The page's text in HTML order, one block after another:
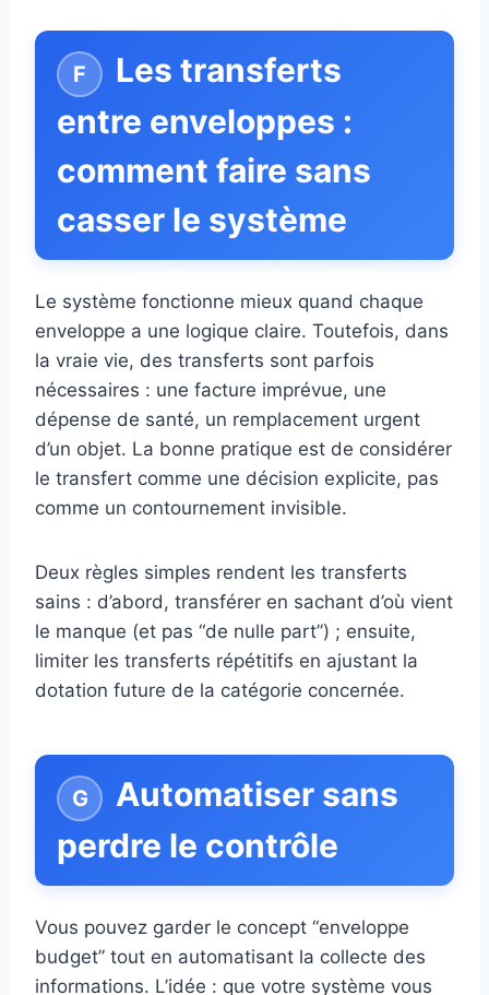
Les transferts
entre enveloppes :
comment faire sans
casser le système
Le système fonctionne mieux quand chaque
enveloppe a une logique claire. Toutefois, dans
la vraie vie, des transferts sont parfois
nécessaires : une facture imprévue, une
dépense de santé, un remplacement urgent
d’un objet. La bonne pratique est de considérer
le transfert comme une décision explicite, pas
comme un contournement invisible.
Deux règles simples rendent les transferts
sains : d’abord, transférer en sachant d’où vient
le manque (et pas “de nulle part”) ; ensuite,
limiter les transferts répétitifs en ajustant la
dotation future de la catégorie concernée.
Automatiser sans
perdre le contrôle
Vous pouvez garder le concept “enveloppe
budget” tout en automatisant la collecte des
informations. L’idée : que votre système vous